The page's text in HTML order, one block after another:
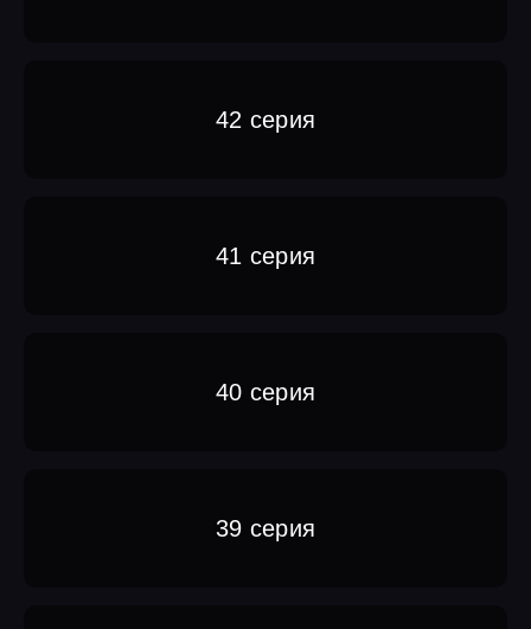
42 серия
41 серия
40 серия
39 серия